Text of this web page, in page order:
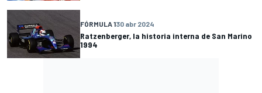
FÓRMULA 130 abr 2024
Ratzenberger, la historia interna de San Marino
1994